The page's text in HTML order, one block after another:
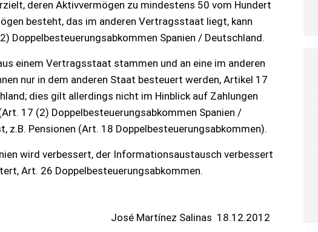
deren Aktivvermögen zu mindestens 50 vom Hundert
besteht, das im anderen Vertragsstaat liegt, kann
Doppelbesteuerungsabkommen Spanien / Deutschland.
einem Vertragsstaat stammen und an eine im anderen
nur in dem anderen Staat besteuert werden, Artikel 17
dies gilt allerdings nicht im Hinblick auf Zahlungen
17 (2) Doppelbesteuerungsabkommen Spanien /
Pensionen (Art. 18 Doppelbesteuerungsabkommen).
wird verbessert, der Informationsaustausch verbessert
Art. 26 Doppelbesteuerungsabkommen.
José Martínez Salinas 18.12.2012